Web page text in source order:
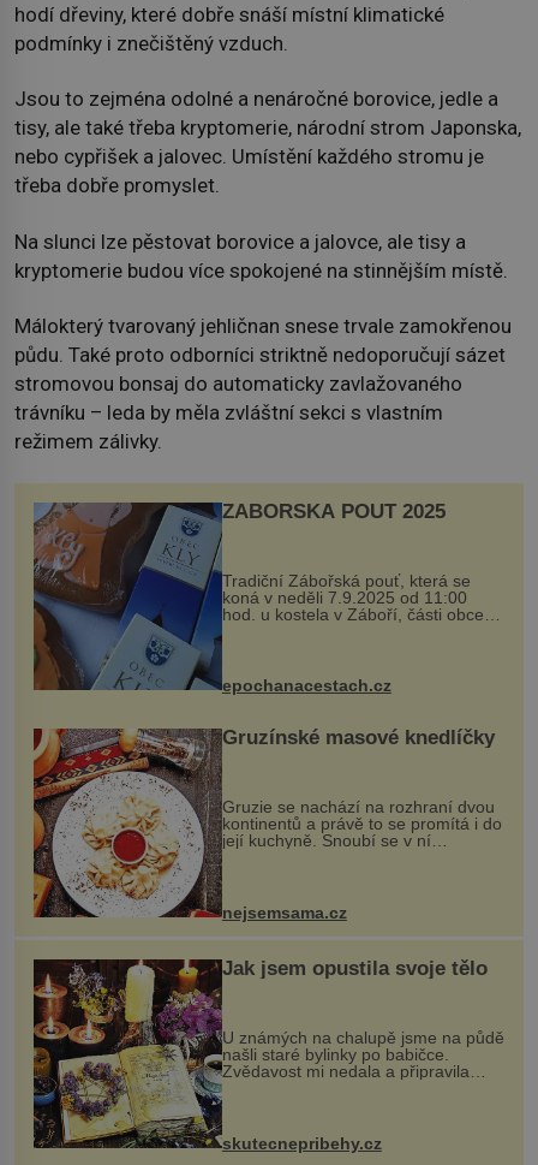
hodí dřeviny, které dobře snáší místní klimatické
podmínky i znečištěný vzduch.
Jsou to zejména odolné a nenáročné borovice, jedle a
tisy, ale také třeba kryptomerie, národní strom Japonska,
nebo cypřišek a jalovec. Umístění každého stromu je
třeba dobře promyslet.
Na slunci lze pěstovat borovice a jalovce, ale tisy a
kryptomerie budou více spokojené na stinnějším místě.
Málokterý tvarovaný jehličnan snese trvale zamokřenou
půdu. Také proto odborníci striktně nedoporučují sázet
stromovou bonsaj do automaticky zavlažovaného
trávníku – leda by měla zvláštní sekci s vlastním
režimem zálivky.
ZÁBOŘSKÁ POUŤ 2025
Tradiční Zábořská pouť, která se
koná v neděli 7.9.2025 od 11:00
hod. u kostela v Záboří, části obce
Kly u Mělníka. V programu naleznete
komentovanou prohlídku kostela,
epochanacestach.cz
Gruzínské masové knedlíčky
Gruzie se nachází na rozhraní dvou
kontinentů a právě to se promítá i do
její kuchyně. Snoubí se v ní
evropské a asijské chutě a díky tomu
vznikají rozmanité a chuťově bohaté
pokrmy, které rozhodně st...
nejsemsama.cz
Jak jsem opustila svoje tělo
U známých na chalupě jsme na půdě
našli staré bylinky po babičce.
Zvědavost mi nedala a připravila
jsem si z nich lektvar… Zimní pobyt
na chalupě se pro mě vlastní vinou
změnil v děsivý zážitek, na kt...
skutecnepribehy.cz